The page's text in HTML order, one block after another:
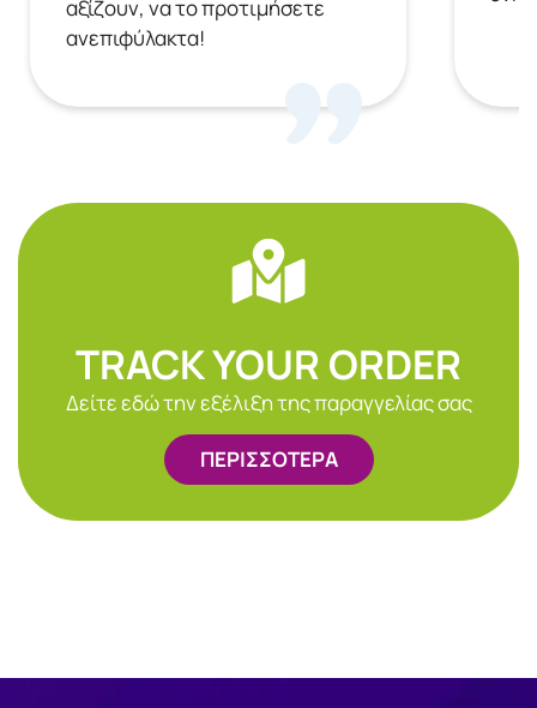
αξίζουν, να το προτιμήσετε
ανεπιφύλακτα!
TRACK YOUR ORDER
Δείτε εδώ την εξέλιξη της παραγγελίας σας
ΠΕΡΙΣΣΟΤΕΡΑ